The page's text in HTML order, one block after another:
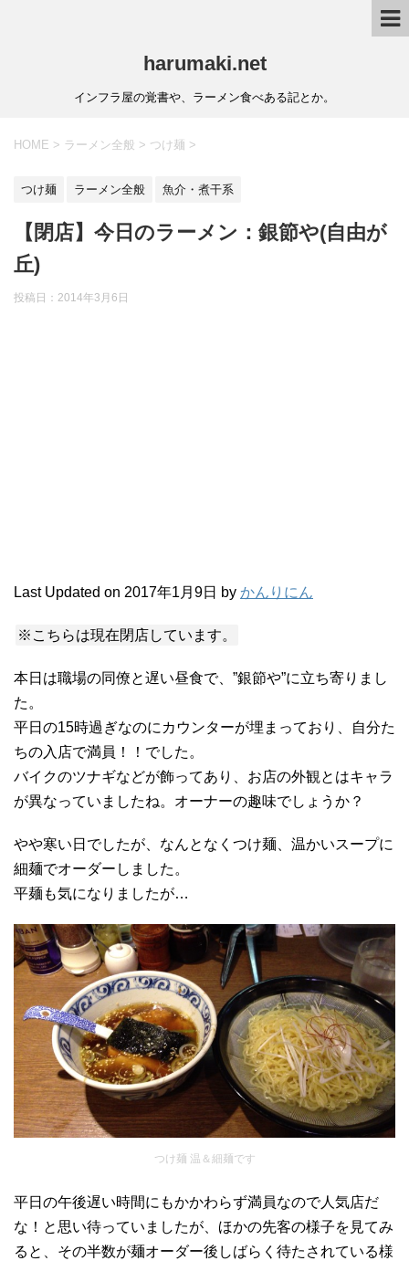
harumaki.net
インフラ屋の覚書や、ラーメン食べある記とか。
HOME > ラーメン全般 > つけ麺 >
つけ麺 ラーメン全般 魚介・煮干系
【閉店】今日のラーメン：銀節や(自由が
丘)
投稿日：2014年3月6日
Last Updated on 2017年1月9日 by かんりにん
※こちらは現在閉店しています。
本日は職場の同僚と遅い昼食で、”銀節や”に立ち寄りまし
た。
平日の15時過ぎなのにカウンターが埋まっており、自分た
ちの入店で満員！！でした。
バイクのツナギなどが飾ってあり、お店の外観とはキャラ
が異なっていましたね。オーナーの趣味でしょうか？
やや寒い日でしたが、なんとなくつけ麺、温かいスープに
細麺でオーダーしました。
平麺も気になりましたが…
つけ麺 温＆細麺です
平日の午後遅い時間にもかかわらず満員なので人気店だ
な！と思い待っていましたが、ほかの先客の様子を見てみ
ると、その半数が麺オーダー後しばらく待たされている様